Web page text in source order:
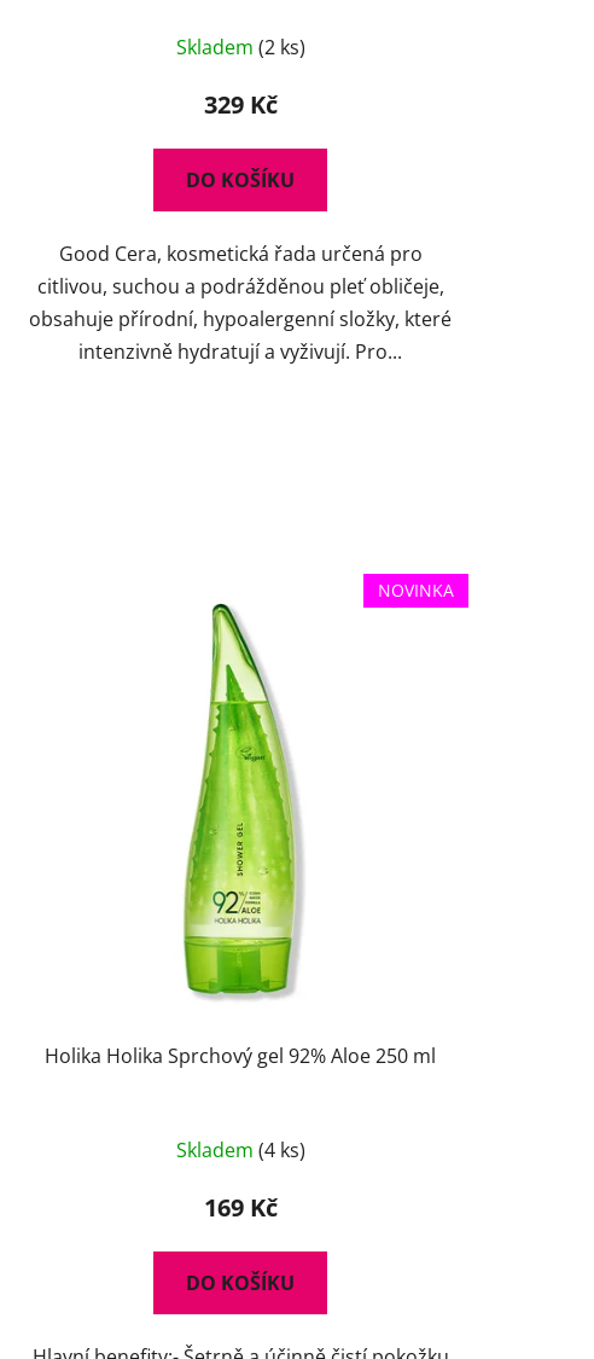
Skladem (2 ks)
329 Kč
DO KOŠÍKU
Good Cera, kosmetická řada určená pro
citlivou, suchou a podrážděnou pleť obličeje,
obsahuje přírodní, hypoalergenní složky, které
intenzivně hydratují a vyživují. Pro...
NOVINKA
Holika Holika Sprchový gel 92% Aloe 250 ml
Skladem (4 ks)
169 Kč
DO KOŠÍKU